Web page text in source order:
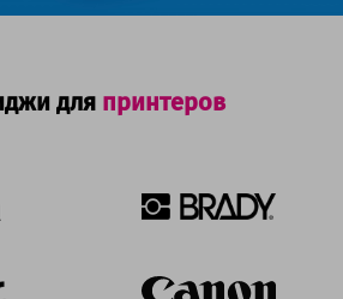
для принтеров